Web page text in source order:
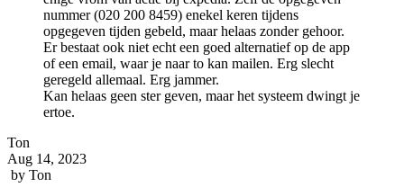
nummer (020 200 8459) enekel keren tijdens
opgegeven tijden gebeld, maar helaas zonder gehoor.
Er bestaat ook niet echt een goed alternatief op de app
of een email, waar je naar to kan mailen. Erg slecht
geregeld allemaal. Erg jammer.
Kan helaas geen ster geven, maar het systeem dwingt je
ertoe.
Ton
Aug 14, 2023
by Ton